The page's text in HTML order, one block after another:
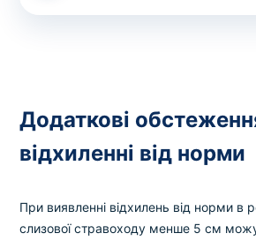
Додаткові
відхиленні від норми
При виявленні відхилень від норми в
слизової стравоходу менше 5 см